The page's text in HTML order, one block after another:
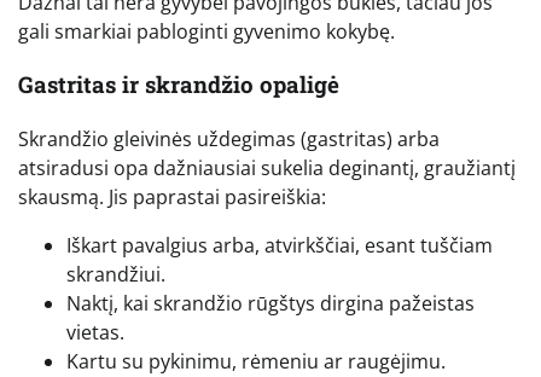
gali smarkiai pabloginti gyvenimo kokybę.
Gastritas ir skrandžio opaligė
Skrandžio gleivinės uždegimas (gastritas) arba
atsiradusi opa dažniausiai sukelia deginantį, graužiantį
skausmą. Jis paprastai pasireiškia:
Iškart pavalgius arba, atvirkščiai, esant tuščiam
skrandžiui.
Naktį, kai skrandžio rūgštys dirgina pažeistas
vietas.
Kartu su pykinimu, rėmeniu ar raugėjimu.